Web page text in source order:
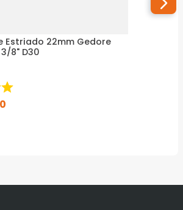
Estriado 22mm Gedore
8" D30